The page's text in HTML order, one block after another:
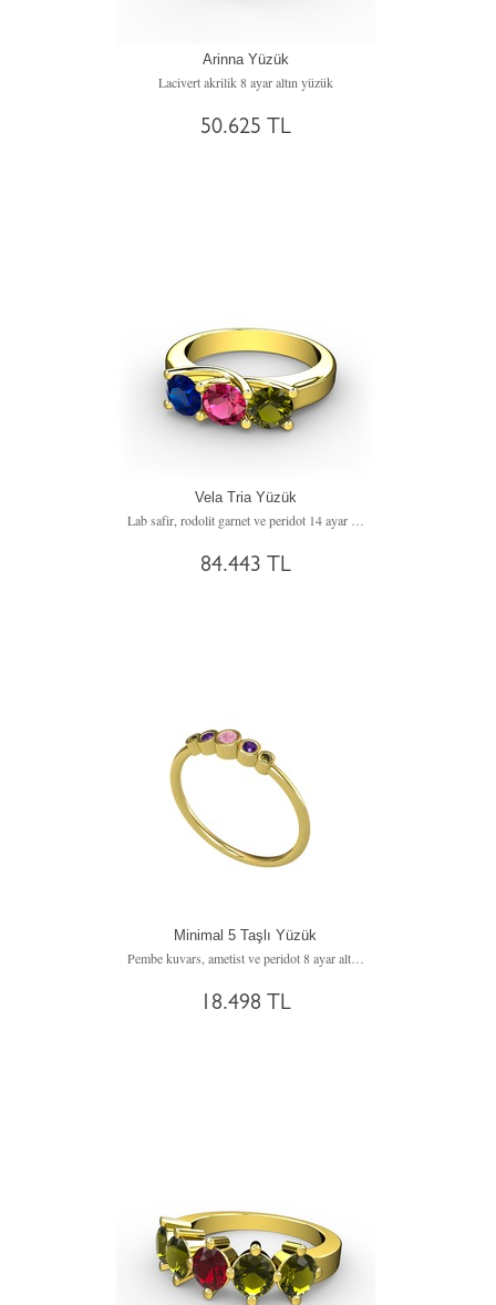
Arinna Yüzük
Lacivert akrilik 8 ayar altın yüzük
50.625 TL
Vela Tria Yüzük
84.443 TL
Minimal 5 Taşlı Yüzük
Pembe kuvars, ametist ve peridot 8 ayar altın yüzük
18.498 TL